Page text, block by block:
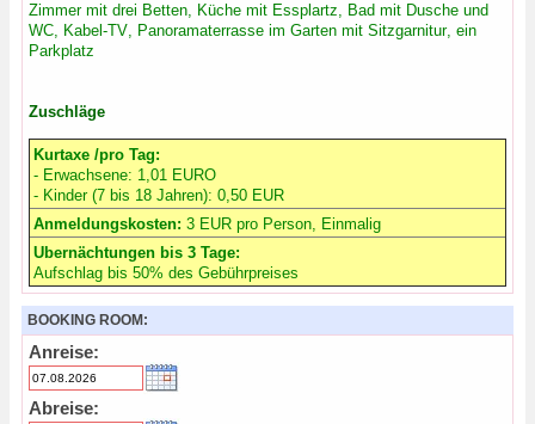
Zimmer mit drei Betten, Küche mit Essplartz, Bad mit Dusche und
WC, Kabel-TV, Panoramaterrasse im Garten mit Sitzgarnitur, ein
Parkplatz
Zuschläge
Kurtaxe /pro Tag:
- Erwachsene: 1,01 EURO
- Kinder (7 bis 18 Jahren): 0,50 EUR
Anmeldungskosten: 3 EUR pro Person, Einmalig
Ubernächtungen bis 3 Tage:
Aufschlag bis 50% des Gebührpreises
BOOKING ROOM:
Anreise:
Abreise: